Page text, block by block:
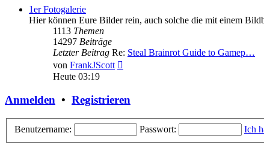
1er Fotogalerie
Hier können Eure Bilder rein, auch solche die mit einem
1113 Themen
14297 Beiträge
Letzter Beitrag Re: Steal Brainrot Guide to Gamep…
von FrankJScott
Heute 03:19
Anmelden • Registrieren
Benutzername: Passwort: Ich